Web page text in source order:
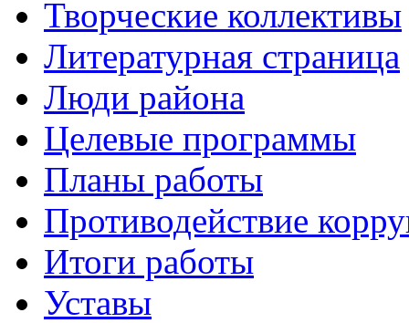
Творческие коллективы
Литературная страница
Люди района
Целевые программы
Планы работы
Противодействие
Итоги работы
Уставы